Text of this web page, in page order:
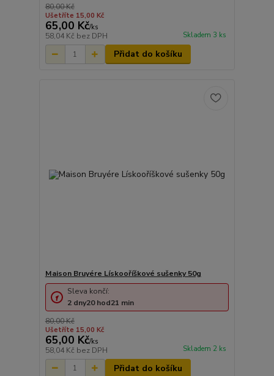
80,00 Kč
Ušetříte 15,00 Kč
65,00 Kč/ks
58,04 Kč bez DPH Skladem 3 ks
Přidat do košíku
Maison Bruyére Lískooříškové sušenky 50g
80,00 Kč
Ušetříte 15,00 Kč
65,00 Kč/ks
58,04 Kč bez DPH Skladem 2 ks
Sleva končí:
2 dny20hod21 min
Přidat do košíku